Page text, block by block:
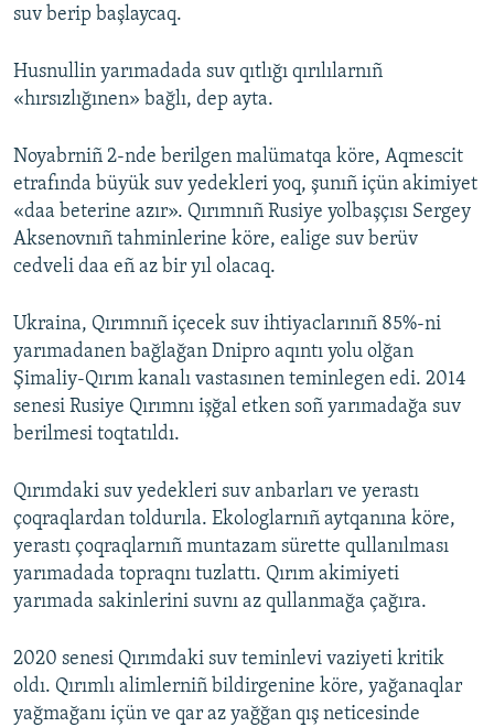
suv berip başlaycaq.
Husnullin yarımadada suv qıtlığı qırılılarnıñ
«hırsızlığınen» bağlı, dep ayta.
Noyabrniñ 2-nde berilgen malümatqa köre, Aqmescit
etrafında büyük suv yedekleri yoq, şunıñ içün akimiyet
«daa beterine azır». Qırımnıñ Rusiye yolbaşçısı Sergey
Aksenovnıñ tahminlerine köre, ealige suv berüv
cedveli daa eñ az bir yıl olacaq.
Ukraina, Qırımnıñ içecek suv ihtiyaclarınıñ 85%-ni
yarımadanen bağlağan Dnipro aqıntı yolu olğan
Şimaliy-Qırım kanalı vastasınen teminlegen edi. 2014
senesi Rusiye Qırımnı işğal etken soñ yarımadağa suv
berilmesi toqtatıldı.
Qırımdaki suv yedekleri suv anbarları ve yerastı
çoqraqlardan toldurıla. Ekologlarnıñ aytqanına köre,
yerastı çoqraqlarnıñ muntazam sürette qullanılması
yarımadada topraqnı tuzlattı. Qırım akimiyeti
yarımada sakinlerini suvnı az qullanmağa çağıra.
2020 senesi Qırımdaki suv teminlevi vaziyeti kritik
oldı. Qırımlı alimlerniñ bildirgenine köre, yağanaqlar
yağmağanı içün ve qar az yağğan qış neticesinde